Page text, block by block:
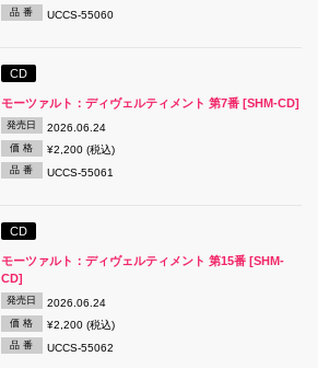
品 番 UCCS-55060
CD
モーツァルト：ディヴェルティメント 第7番 [SHM-CD]
発売日 2026.06.24
価 格 ¥2,200 (税込)
品 番 UCCS-55061
CD
モーツァルト：ディヴェルティメント 第15番 [SHM-
CD]
発売日 2026.06.24
価 格 ¥2,200 (税込)
品 番 UCCS-55062